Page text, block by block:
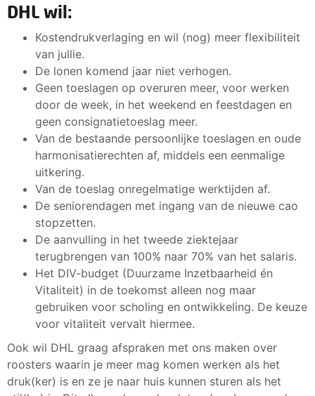
DHL wil:
Kostendrukverlaging en wil (nog) meer flexibiliteit
van jullie.
De lonen komend jaar niet verhogen.
Geen toeslagen op overuren meer, voor werken
door de week, in het weekend en feestdagen en
geen consignatietoeslag meer.
Van de bestaande persoonlijke toeslagen en oude
harmonisatierechten af, middels een eenmalige
uitkering.
Van de toeslag onregelmatige werktijden af.
De seniorendagen met ingang van de nieuwe cao
stopzetten.
De aanvulling in het tweede ziektejaar
terugbrengen van 100% naar 70% van het salaris.
Het DIV-budget (Duurzame Inzetbaarheid én
Vitaliteit) in de toekomst alleen nog maar
gebruiken voor scholing en ontwikkeling. De keuze
voor vitaliteit vervalt hiermee.
Ook wil DHL graag afspraken met ons maken over
roosters waarin je meer mag komen werken als het
druk(ker) is en ze je naar huis kunnen sturen als het